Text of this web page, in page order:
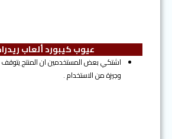
عيوب كيبورد ألعاب
اشتكي بعض المستخدمين ان المنتج
وجيزة من الاستخدام .